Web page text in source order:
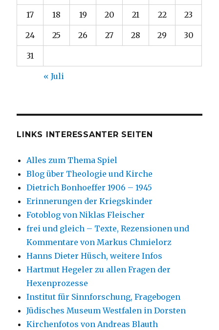
17 18 19 20 21 22 23
24 25 26 27 28 29 30
31
« Juli
LINKS INTERESSANTER SEITEN
Alles zum Thema Spiel
Blog über Theologie und Kirche
Dietrich Bonhoeffer 1906 – 1945
Erinnerungen der Kriegskinder
Fotoblog von Niklas Fleischer
frei und gleich – Texte, Rezensionen und
Kommentare von Markus Chmielorz
Hanns Dieter Hüsch, weitere Infos
Hartmut Hegeler zu allen Fragen der
Hexenprozesse
Institut für Sinnforschung, Fragebogen
Jüdisches Museum Westfalen in Dorsten
Kirchenfotos von Andreas Blauth